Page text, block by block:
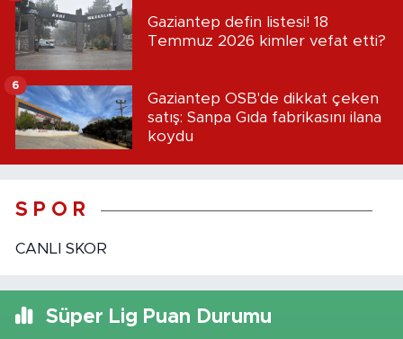
Gaziantep defin listesi! 18
Temmuz 2026 kimler vefat etti?
Gaziantep OSB'de dikkat çeken
satış: Sanpa Gıda fabrikasını ilana
koydu
6
S P O R
CANLI SKOR
Süper Lig Puan Durumu